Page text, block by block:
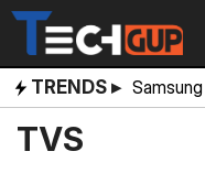
Skip
content
TRENDS ▸
TVS